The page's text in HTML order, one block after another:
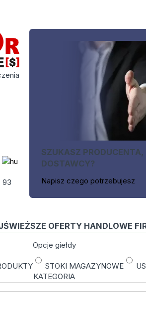
93
SZUKASZ PRODUCENTA,
DOSTAWCY?
Napisz czego potrzebujesz
OFERTY HANDLOWE
Opcje giełdy
STOKI MAGAZYNOWE
KATEGORIA